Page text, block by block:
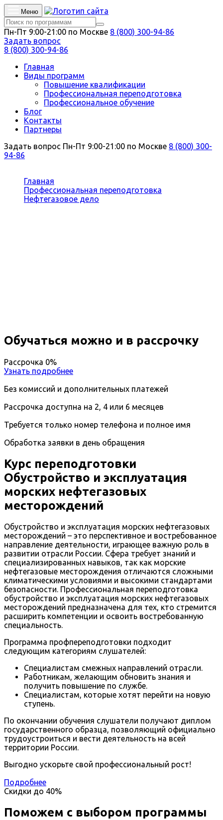
Меню
Пн-Пт 9:00-21:00 по Москве 8 (800) 300-94-86
Задать вопрос
8 (800) 300-94-86
Главная
Виды программ
Повышение квалификации
Профессиональная переподготовка
Профессиональное обучение
Блог
Контакты
Партнеры
Задать вопрос Пн-Пт 9:00-21:00 по Москве 8 (800) 300-
94-86
Главная
Профессиональная переподготовка
Нефтегазовое дело
Обучаться можно и в рассрочку
Рассрочка 0%
Узнать подробнее
Без комиссий и дополнительных платежей
Рассрочка доступна на 2, 4 или 6 месяцев
Требуется только номер телефона и полное имя
Обработка заявки в день обращения
Курс переподготовки
Обустройство и эксплуатация
морских нефтегазовых
месторождений
Обустройство и эксплуатация морских нефтегазовых
месторождений – это перспективное и востребованное
направление деятельности, играющее важную роль в
развитии отрасли России. Сфера требует знаний и
специализированных навыков, так как морские
нефтегазовые месторождения отличаются сложными
климатическими условиями и высокими стандартами
безопасности. Профессиональная переподготовка
обустройство и эксплуатация морских нефтегазовых
месторождений предназначена для тех, кто стремится
расширить компетенции и освоить востребованную
специальность.
Программа профпереподготовки подходит
следующим категориям слушателей:
Специалистам смежных направлений отрасли.
Работникам, желающим обновить знания и
получить повышение по службе.
Специалистам, которые хотят перейти на новую
ступень.
По окончании обучения слушатели получают диплом
государственного образца, позволяющий официально
трудоустроиться и вести деятельность на всей
территории России.
Выгодно ускорьте свой профессиональный рост!
Подробнее
Скидки до 40%
Поможем с выбором программы